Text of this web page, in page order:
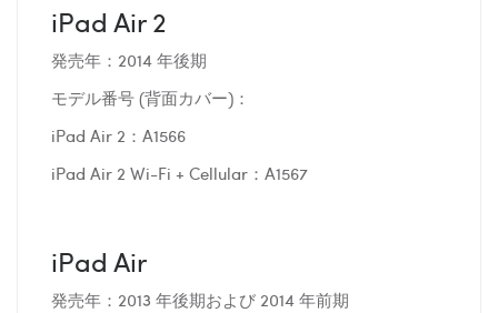
iPad Air 2
発売年：2014 年後期
モデル番号 (背面カバー)：
iPad Air 2：A1566
iPad Air 2 Wi-Fi + Cellular：A1567
iPad Air
発売年：2013 年後期および 2014 年前期